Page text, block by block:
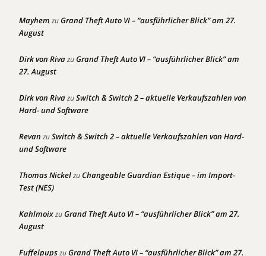
Mayhem zuGrand Theft Auto VI – “ausführlicher Blick” am 27.
August
Dirk von RivazuGrand Theft Auto VI – “ausführlicher Blick” am
27. August
Dirk von RivazuSwitch & Switch 2 – aktuelle Verkaufszahlen von
Hard- und Software
Revan zuSwitch & Switch 2 – aktuelle Verkaufszahlen von Hard-
und Software
Thomas NickelzuChangeable Guardian Estique – im Import-
Test (NES)
KahlmoixzuGrand Theft Auto VI – “ausführlicher Blick” am 27.
August
FuffelpupszuGrand Theft Auto VI – “ausführlicher Blick” am 27.